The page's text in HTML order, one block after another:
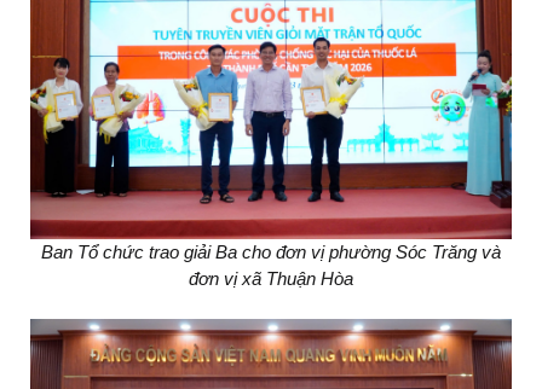
Ban Tổ chức trao giải Ba cho đơn vị phường Sóc Trăng và
đơn vị xã Thuận Hòa